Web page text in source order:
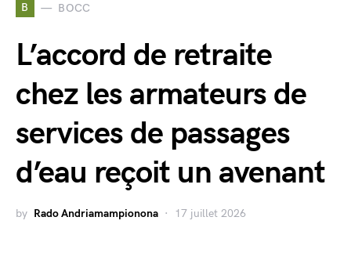
B BOCC
L’accord de retraite
chez les armateurs de
services de passages
d’eau reçoit un avenant
by Rado Andriamampionona 17 juillet 2026